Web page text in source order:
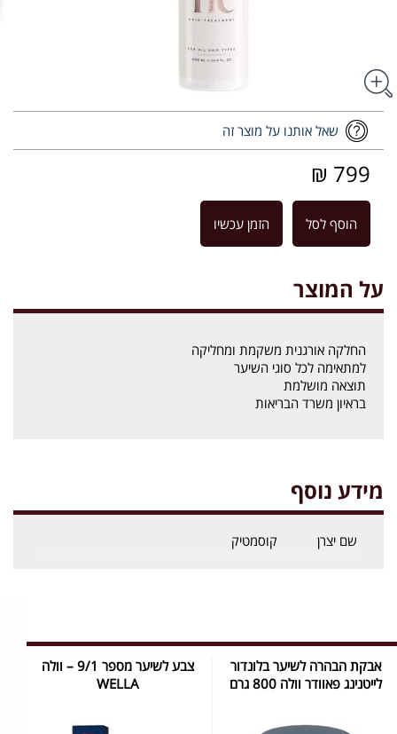
שאל אותנו על מוצר זה
799 ₪
הוסף לסל הזמן עכשיו
על המוצר
החלקה אורגנית משקמת ומחליקה
למתאימה לכל סוגי השיער
תוצאה מושלמת
בראיון משרד הבריאות
מידע נוסף
שם יצרן קוסמטיק
אבקת הבהרה לשיער בלונדור
לייטנינג פאוודר וולה 800 גרם
צבע לשיער מספר 9/1 – וולה
WELLA